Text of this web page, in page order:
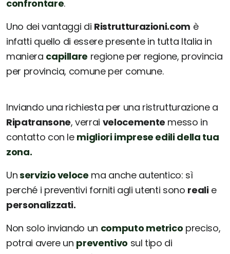
confrontare.
Uno dei vantaggi di Ristrutturazioni.com è
infatti quello di essere presente in tutta Italia in
maniera capillare regione per regione, provincia
per provincia, comune per comune.
Inviando una richiesta per una ristrutturazione a
Ripatransone, verrai velocemente messo in
contatto con le migliori imprese edili della tua
zona.
Unservizio veloce ma anche autentico: sì
perché i preventivi forniti agli utenti sono realie
personalizzati.
Non solo inviando un computo metrico preciso,
potrai avere un preventivo sul tipo di